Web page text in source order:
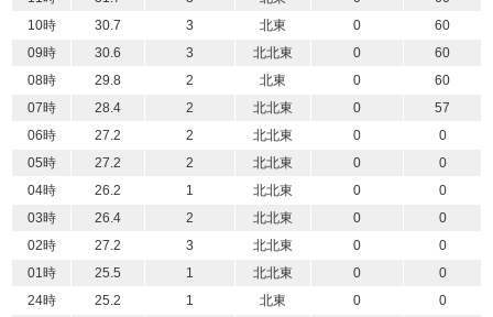
10時
30.7 3 北東 0
60
09時
30.6 3 北北東 0
60
08時
29.8 2 北東 0
60
07時
28.4 2 北北東 0
57
06時
27.2 2 北北東 0
0
05時
27.2 2 北北東 0
0
04時
26.2 1 北北東 0
0
03時
26.4 2 北北東 0
0
02時
27.2 3 北北東 0
0
01時
25.5 1 北北東 0
0
24時
25.2 1 北東 0
0